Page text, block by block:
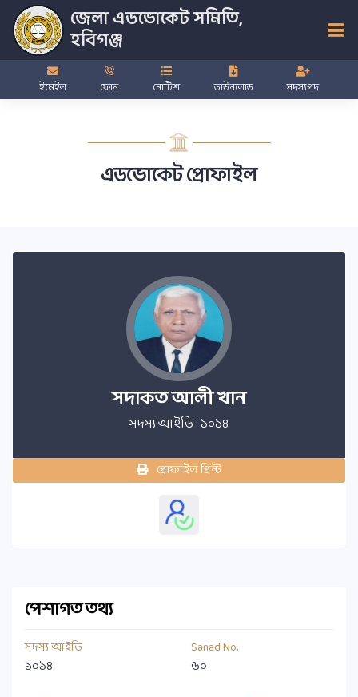
জেলা এডভোকেট সমিতি,
হবিগঞ্জ
ইমেইল ফোন নোটিশ ডাউনলোড সদস্যপদ
এডভোকেট প্রোফাইল
সদাকত আলী খান
সদস্য আইডি : ১০১৪
প্রোফাইল প্রিন্ট
পেশাগত তথ্য
সদস্য আইডি
১০১৪
Sanad No.
৬০